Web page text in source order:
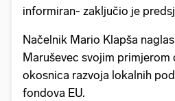
informiran- zaključio je
Načelnik Mario Klapša
Maruševec svojim primjerom
okosnica razvoja lokalnih
fondova EU.